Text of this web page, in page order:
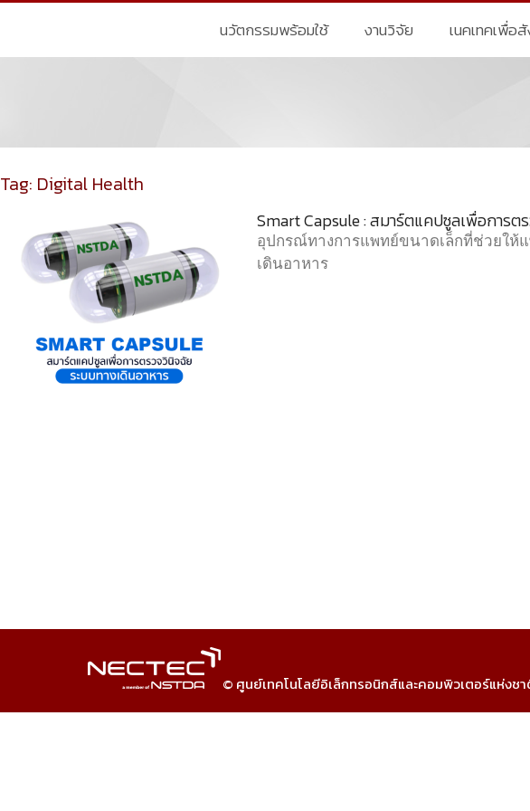
นวัตกรรมพร้อมใช้ งานวิจัย เนคเทคเพื่อ
Tag: Digital Health
Smart Capsule : สมาร์ตแคปซูลเพื่อการต
อุปกรณ์ทางการแพทย์ขนาดเล็กที่ช่วยให้
เดินอาหาร
© ศูนย์เทคโนโลยีอิเล็กทรอนิกส์และคอมพิวเตอร์แห่งชา